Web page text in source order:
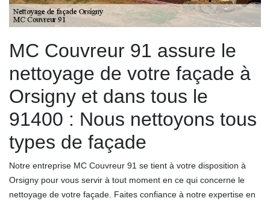
MC Couvreur 91 assure le
nettoyage de votre façade à
Orsigny et dans tous le
91400 : Nous nettoyons tous
types de façade
Notre entreprise MC Couvreur 91 se tient à votre disposition à
Orsigny pour vous servir à tout moment en ce qui concerne le
nettoyage de votre façade. Faites confiance à notre expertise en